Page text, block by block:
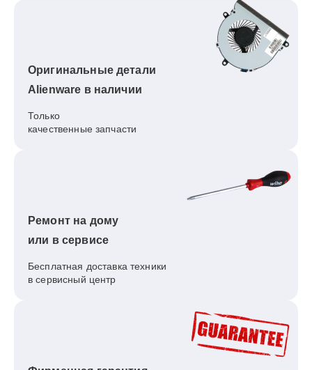
Оригинальные детали
Alienware в наличии
Только
качественные запчасти
Ремонт на дому
или в сервисе
Бесплатная доставка техники
в сервисный центр